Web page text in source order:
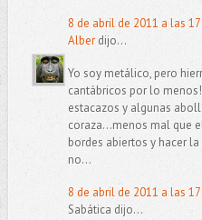
8 de abril de 2011 a las
Alberdijo...
Yo soy metálico, pero
cantábricos por lo
estacazos y algunas
coraza...menos mal que
bordes abiertos y hacer
no...
8 de abril de 2011 a las
Sabática dijo...